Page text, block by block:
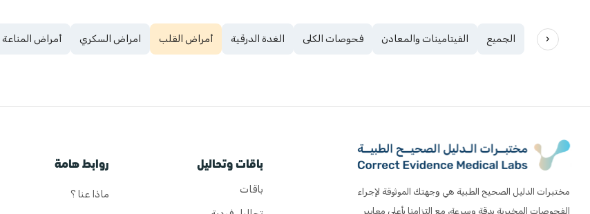
‹ الجميع الفيتامينات والمعادن فحوصات الكلى الغدة الدرقية أمراض القلب امراض السكري أمراض المناعة
مختبرات الدليل الصحيح الطبية هي وجهتك الموثوقة لإجراء
الفحوصات المخبرية بدقة وسرعة، مع التزامنا بأعلى معايير
باقات وتحاليل
باقات
روابط هامة
ماذا عنا ؟